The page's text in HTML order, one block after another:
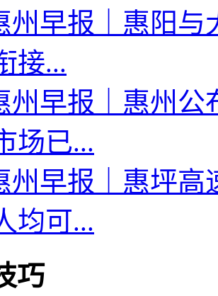
州早报｜惠阳
接...
州早报｜惠州
场已...
州早报｜惠坪
均可...
巧